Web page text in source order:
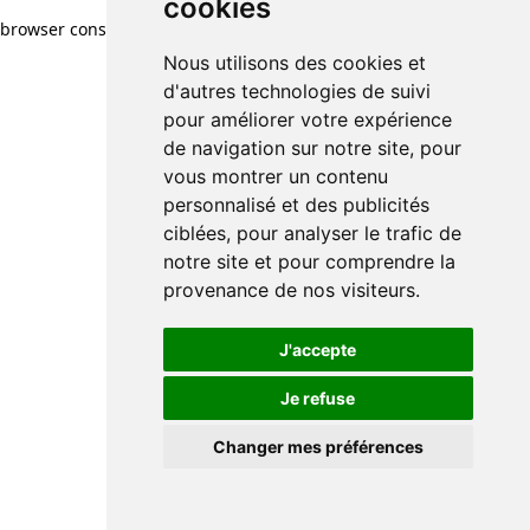
cookies
Nous utilisons des cookies et
d'autres technologies de suivi
pour améliorer votre expérience
de navigation sur notre site, pour
vous montrer un contenu
personnalisé et des publicités
ciblées, pour analyser le trafic de
notre site et pour comprendre la
provenance de nos visiteurs.
J'accepte
Je refuse
Changer mes préférences
browser console for more information)